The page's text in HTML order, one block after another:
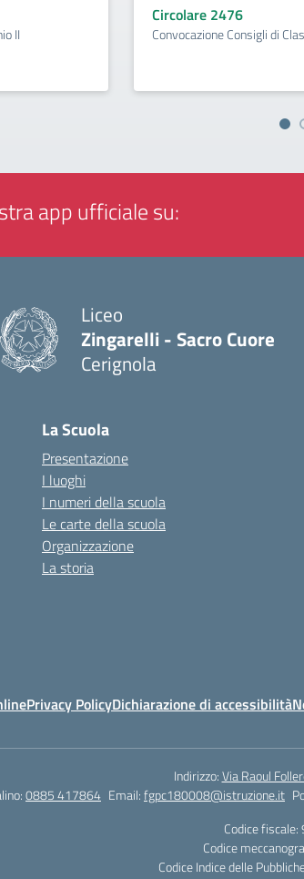
II
Circolare 2476
Convocazione Consigli di
app ufficiale su:
Liceo
Zingarelli - Sacro Cuore
Cerignola
La Scuola
Presentazione
I luoghi
I numeri della scuola
Le carte della scuola
Organizzazione
La storia
Privacy PolicyDichiarazione di accessibilità
Indirizzo:Via Raoul
0885 417864 Email:fgpc180008@istruzione.it
Codice
Codice
Codice Indice delle